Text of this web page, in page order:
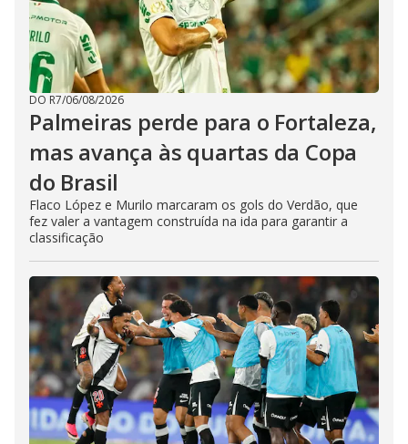
DO R7/06/08/2026
Palmeiras perde para o Fortaleza,
mas avança às quartas da Copa
do Brasil
Flaco López e Murilo marcaram os gols do Verdão, que
fez valer a vantagem construída na ida para garantir a
classificação